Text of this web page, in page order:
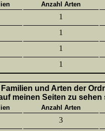
Anzahl Arten
1
1
1
1
und Arten der
meinen Seiten zu sehen
Anzahl Arten
3